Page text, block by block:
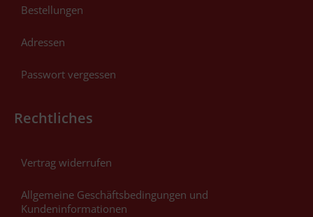
Bestellungen
Adressen
Passwort vergessen
Rechtliches
Vertrag widerrufen
Allgemeine Geschäftsbedingungen und
Kundeninformationen